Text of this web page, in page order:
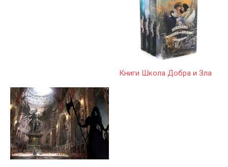
Книги Школа Добра и Зла